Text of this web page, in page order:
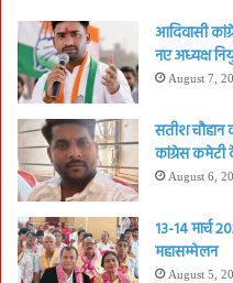
आदिवासी
नए अध्यक्ष
August 7,
सतीश चौहान
कांग्रेस कमेटी
August 6,
13-14 मार्च
महासम्मेलन
August 5,